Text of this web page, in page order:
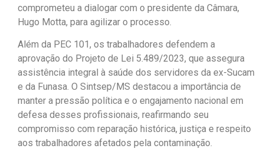
comprometeu a dialogar com o presidente da Câmara,
Hugo Motta, para agilizar o processo.
Além da PEC 101, os trabalhadores defendem a
aprovação do Projeto de Lei 5.489/2023, que assegura
assistência integral à saúde dos servidores da ex-Sucam
e da Funasa. O Sintsep/MS destacou a importância de
manter a pressão política e o engajamento nacional em
defesa desses profissionais, reafirmando seu
compromisso com reparação histórica, justiça e respeito
aos trabalhadores afetados pela contaminação.